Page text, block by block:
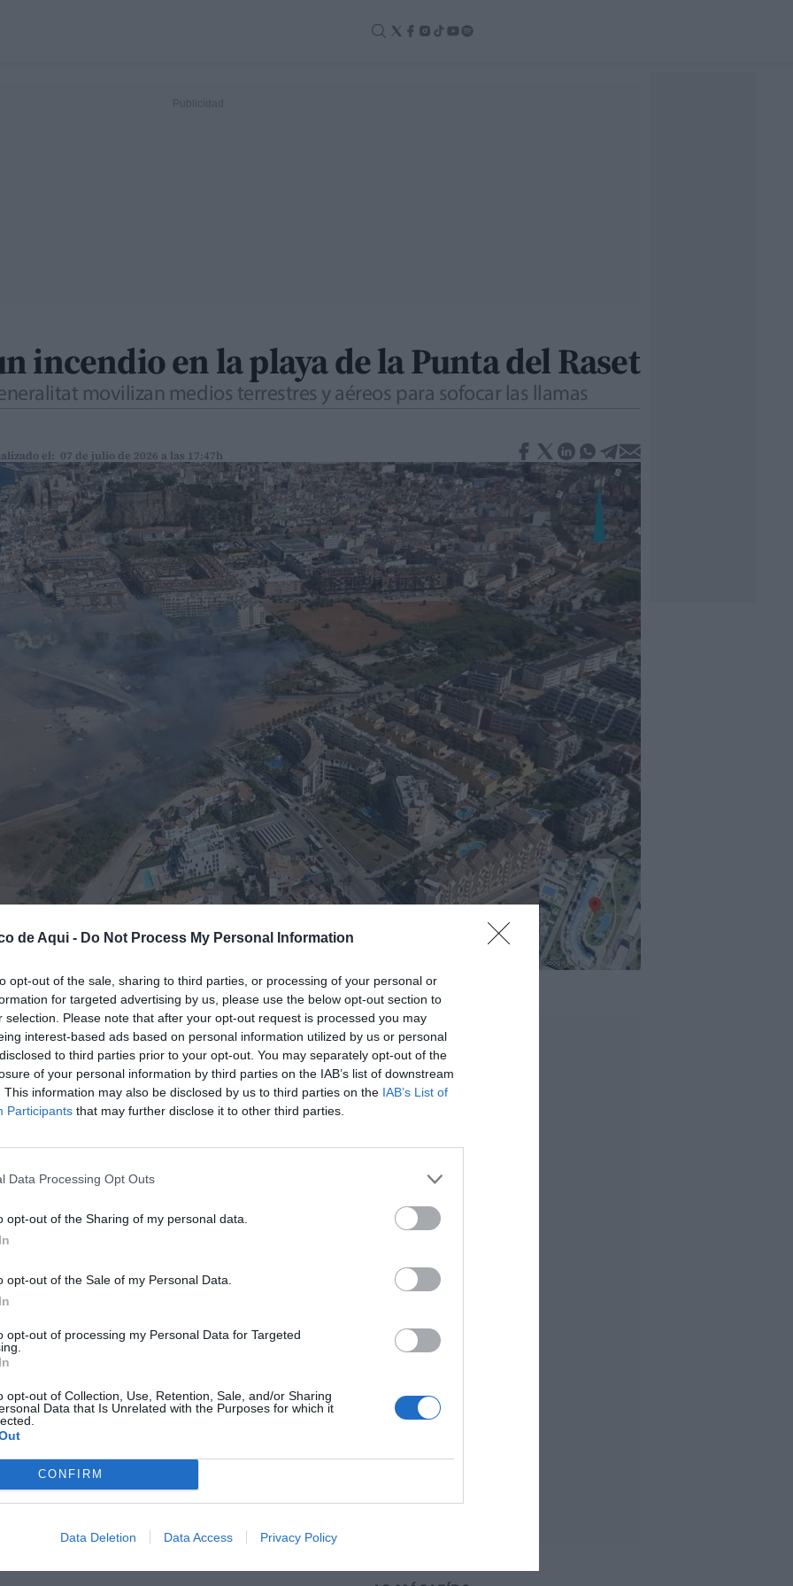
de Aqui - Do Not Process My Personal Information
opt-out of the sale, sharing to third parties, or processing of your personal or
for targeted advertising by us, please use the below opt-out section to
selection. Please note that after your opt-out request is processed you may
interest-based ads based on personal information utilized by us or personal
to third parties prior to your opt-out. You may separately opt-out of the
of your personal information by third parties on the IAB’s list of downstream
This information may also be disclosed by us to third parties on the IAB’s List of
Participants that may further disclose it to other third parties.
Data Processing Opt Outs
opt-out of the Sharing of my personal data.
opt-out of the Sale of my Personal Data.
opt-out of processing my Personal Data for Targeted
opt-out of Collection, Use, Retention, Sale, and/or Sharing
Data that Is Unrelated with the Purposes for which it
CONFIRM
Data Deletion Data Access Privacy Policy
incendio en la playa de la Punta del Raset
movilizan medios terrestres y aéreos para sofocar las llamas
el: 07 de julio de 2026 a las 17:47h
del Raset, en Dénia. / Bombers Forestals GVA
fuente preferida de Google de forma gratuita.
del Raset, en Dénia, según ha
de su cuenta en la red social X.
dos unidades terrestres
trabajando en la zona para controlar el